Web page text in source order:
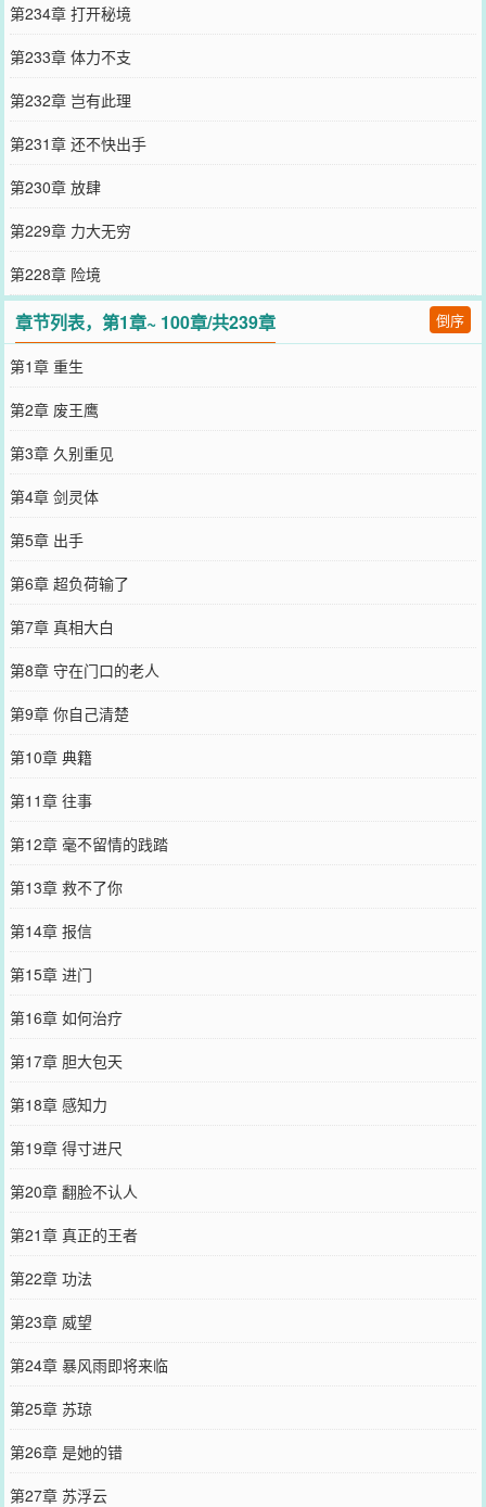
第234章 打开秘境
第233章 体力不支
第232章 岂有此理
第231章 还不快出手
第230章 放肆
第229章 力大无穷
第228章 险境
章节列表，第1章~ 100章/共239章 倒序
第1章 重生
第2章 废王鹰
第3章 久别重见
第4章 剑灵体
第5章 出手
第6章 超负荷输了
第7章 真相大白
第8章 守在门口的老人
第9章 你自己清楚
第10章 典籍
第11章 往事
第12章 毫不留情的践踏
第13章 救不了你
第14章 报信
第15章 进门
第16章 如何治疗
第17章 胆大包天
第18章 感知力
第19章 得寸进尺
第20章 翻脸不认人
第21章 真正的王者
第22章 功法
第23章 威望
第24章 暴风雨即将来临
第25章 苏琼
第26章 是她的错
第27章 苏浮云